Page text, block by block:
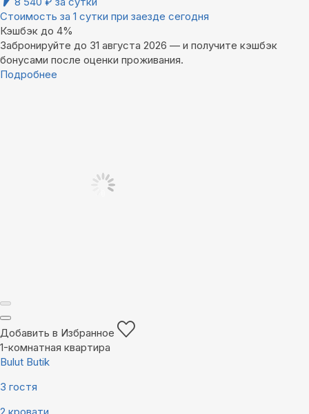
Стоимость за 1 сутки при заезде сегодня
Кэшбэк до 4%
Забронируйте до 31 августа 2026 — и получите кэшбэк
бонусами после оценки проживания.
Подробнее
Добавить в Избранное
1-комнатная квартира
Bulut Butik
3 гостя